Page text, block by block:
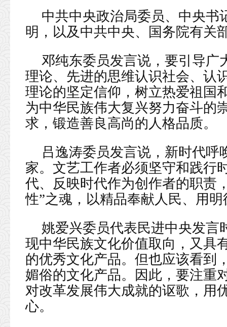
中共中央政治局委员、中央书
明，以及中共中央、国务院有关
邓纯东委员发言说，要引导广
理论、先进的思维认识社会、认
理论的坚定信仰，树立热爱祖国
为中华民族伟大复兴努力奋斗的
求，锻造善良高尚的人格品质。
吕逸涛委员发言说，新时代
家。文艺工作者必须坚守和践行
代、反映时代作为创作者的职责
性”之魂，以精品奉献人民、用
姚爱兴委员代表民进中央发言
现中华民族文化价值取向，又具
的优秀文化产品。但也应该看到
媚俗的文化产品。因此，要注重
对改革发展伟大成就的讴歌，用
心。